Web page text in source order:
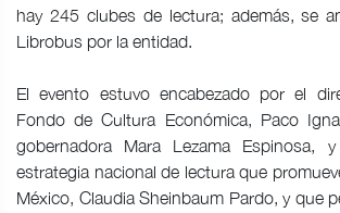
hay 245 clubes de lectura; además, se
Librobus por la entidad.
El evento estuvo encabezado por el
Fondo de Cultura Económica, Paco
gobernadora Mara Lezama
estrategia nacional de lectura que
México, Claudia Sheinbaum Pardo, y que